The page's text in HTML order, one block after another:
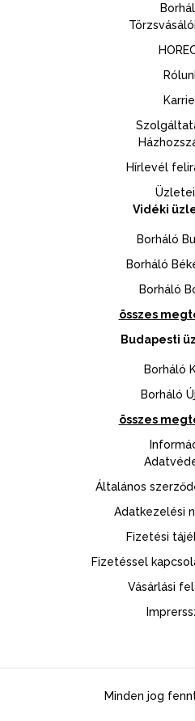
Hírlevél
Vidéki
Borháló
Borháló
Borháló
összes
Budapesti
Borháló
Borháló
összes
Általános
Adatkezelési
Fizetési
Fizetéssel
Vásárlási
Minden jog